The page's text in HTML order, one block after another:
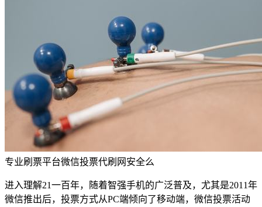
专业刷票平台微信投票代刷网安全么
进入理解21一百年，随着智强手机的广泛普及，尤其是2011年
微信推出后，投票方式从PC端倾向了移动端，微信投票活动